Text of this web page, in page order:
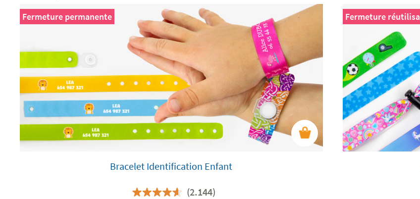
Fermeture permanente
Bracelet Identification Enfant
(2.144)
Fermeture